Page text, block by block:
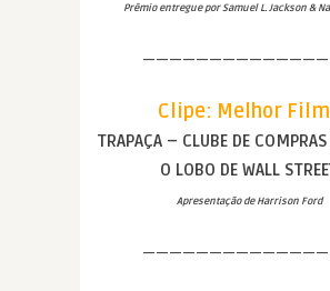
Prêmio entregue por Samuel L. Jackson &
Clipe: Melhor
TRAPAÇA – CLUBE DE
O LOBO DE WALL
Apresentação de Harrison Ford